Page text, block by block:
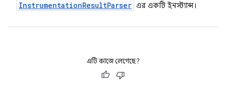
InstrumentationResultParser এর একটি ইনস্ট্যান্স।
এটি কাজে লেগেছে?